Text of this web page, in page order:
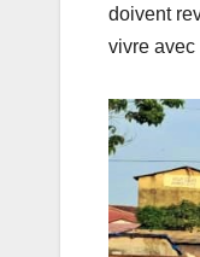
doivent
vivre avec